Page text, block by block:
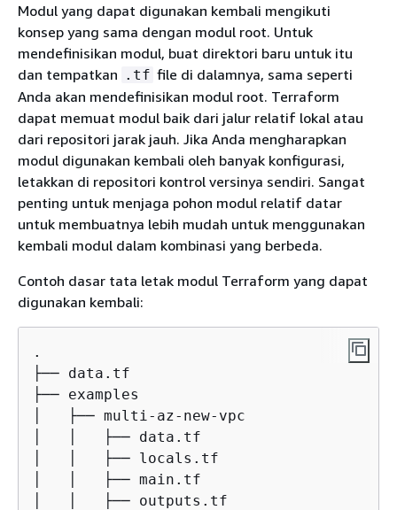
Modul yang dapat digunakan kembali mengikuti
konsep yang sama dengan modul root. Untuk
mendefinisikan modul, buat direktori baru untuk itu
dan tempatkan .tf file di dalamnya, sama seperti
Anda akan mendefinisikan modul root. Terraform
dapat memuat modul baik dari jalur relatif lokal atau
dari repositori jarak jauh. Jika Anda mengharapkan
modul digunakan kembali oleh banyak konfigurasi,
letakkan di repositori kontrol versinya sendiri. Sangat
penting untuk menjaga pohon modul relatif datar
untuk membuatnya lebih mudah untuk menggunakan
kembali modul dalam kombinasi yang berbeda.
Contoh dasar tata letak modul Terraform yang dapat
digunakan kembali:
.
├── data.tf
├── examples
│   ├── multi-az-new-vpc
│   │   ├── data.tf
│   │   ├── locals.tf
│   │   ├── main.tf
│   │   ├── outputs.tf